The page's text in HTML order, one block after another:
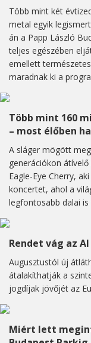
Több mint két
metal egyik
án a Papp László
teljes egészében
emellett
maradnak ki a
Több mint 160
– most élőben
A sláger mögött
generációkon
Eagle-Eye Cherry,
koncertet, ahol a
legfontosabb dalai is
Rendet vág az
Augusztustól új
átalakíthatják a
jogdíjak jövőjét az
Miért lett